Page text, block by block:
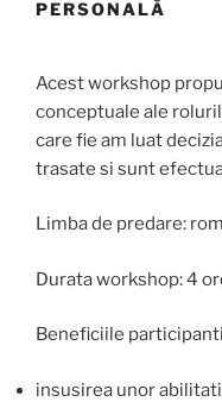
PERSONALĂ
Acest workshop
conceptuale ale
care fie am luat
trasate si sunt
Limba de predare:
Durata workshop: 4
Beneficiile
insusirea unor